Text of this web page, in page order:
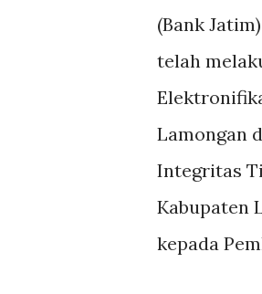
(Bank
telah
Lamongan
Integritas
Kabupaten
kepada